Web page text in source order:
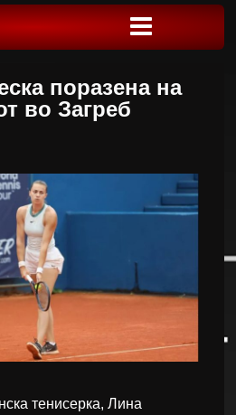
поразена на
во Загреб
тенисерка, Лина